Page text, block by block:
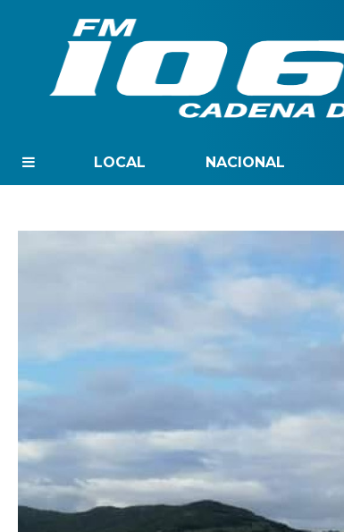
LOCAL NACIONAL